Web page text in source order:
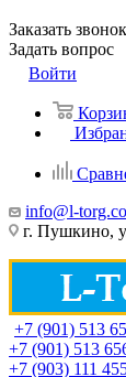
Заказать звонок
Задать вопрос
Войти
info@l-
г. Пушкино,
+7 (901) 513
+7 (901) 513
+7 (903) 111